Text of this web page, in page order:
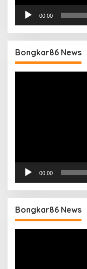
00:00
Bongkar86 News
00:00
Bongkar86 News